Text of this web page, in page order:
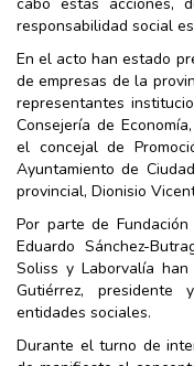
responsabilidad social
En el acto han estado
de empresas de la
representantes
Consejería de
el concejal de
Ayuntamiento de
provincial, Dionisio
Por parte de
Eduardo Sánchez-
Soliss y Laborvalía
Gutiérrez, presidente
entidades sociales.
Durante el turno de